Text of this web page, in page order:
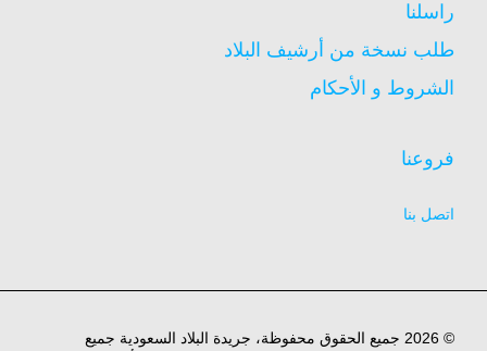
راسلنا
طلب نسخة من أرشيف البلاد
الشروط و الأحكام
فروعنا
اتصل بنا
© 2026 جميع الحقوق محفوظة، جريدة البلاد السعودية جميع